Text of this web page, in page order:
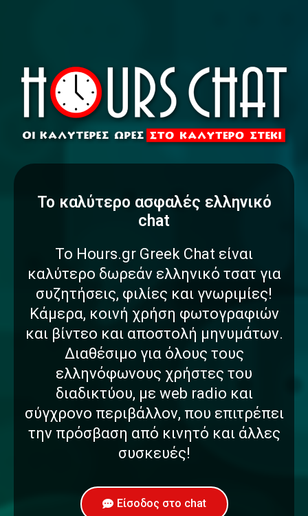
To καλύτερο ασφαλές ελληνικό
chat
Το Hours.gr Greek Chat είναι
καλύτερο δωρεάν ελληνικό τσατ για
συζητήσεις, φιλίες και γνωριμίες!
Κάμερα, κοινή χρήση φωτογραφιών
και βίντεο και αποστολή μηνυμάτων.
Διαθέσιμο για όλους τους
ελληνόφωνους χρήστες του
διαδικτύου, με web radio και
σύγχρονο περιβάλλον, που επιτρέπει
την πρόσβαση από κινητό και άλλες
συσκευές!
Είσοδος στο chat